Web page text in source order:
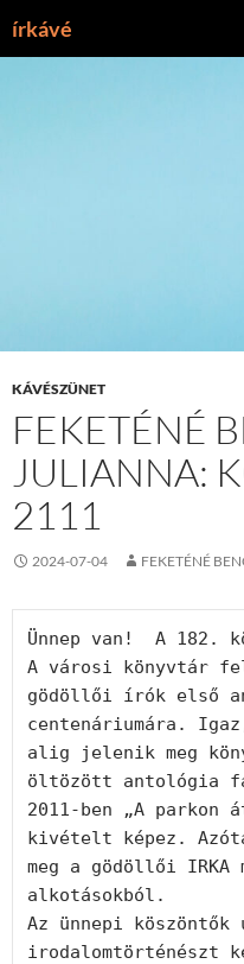
írkávé
KÁVÉSZÜNET
FEKETÉNÉ
JULIANNA:
2111
2024-07-04 FEKETÉNÉ
Ünnep van!  A 182.
A városi könyvtár
gödöllői írók első
centenáriumára.
alig jelenik meg
öltözött antológia
2011-ben „A parkon
kivételt képez.
meg a gödöllői IRKA
alkotásokból.
Az ünnepi köszöntők
irodalomtörténészt